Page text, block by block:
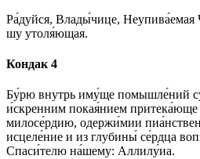
Ра́­дуй­ся, Вла­ды́­чи­це,
шу утоля́ющая.
Кондак 4
Бу́­рю внутрь иму́ще по­мыш­ле́­ний
и́скренним покая́нием
милосе́рдию, одержи́мии
ис­це­ле́­ние и из глу­би­ны́ се́рд­ца
Спа­си́­те­лю на́­ше­му: Алли­лу́иа.